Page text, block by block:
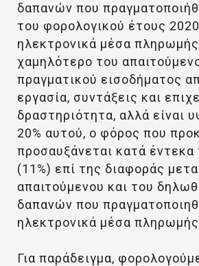
δαπανών που
του φορολογικού έτους
ηλεκτρονικά μέσα πληρωμής
χαμηλότερο του
πραγματικού εισοδήματος
εργασία, συντάξεις και
δραστηριότητα, αλλά είναι
20% αυτού, ο φόρος που
προσαυξάνεται κατά έντεκα
(11%) επί της διαφοράς
απαιτούμενου και του
δαπανών που
ηλεκτρονικά μέσα
Για παράδειγμα,